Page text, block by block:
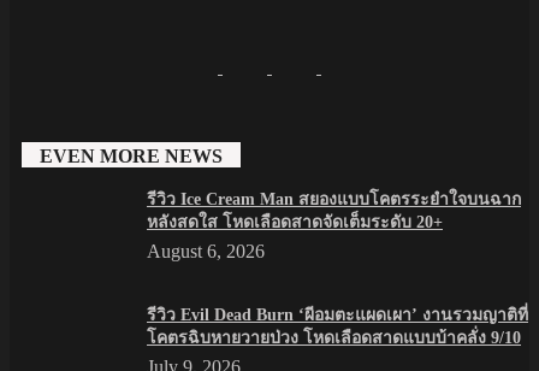
EVEN MORE NEWS
รีวิว Ice Cream Man สยองแบบโคตรระยำใจบนฉาก
หลังสดใส โหดเลือดสาดจัดเต็มระดับ 20+
August 6, 2026
รีวิว Evil Dead Burn ‘ผีอมตะแผดเผา’ งานรวมญาติที่
โคตรฉิบหายวายป่วง โหดเลือดสาดแบบบ้าคลั่ง 9/10